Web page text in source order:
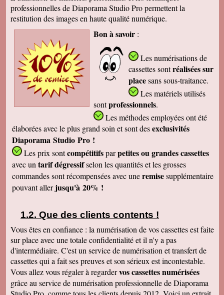
professionnelles de Diaporama Studio Pro permettent la
restitution des images en haute qualité numérique.
Bon à savoir :
Les numérisations de
cassettessontréalisées sur
placesans sous-traitance.
Les matériels utilisés
sontprofessionnels.
Les méthodes employéesont été
élaborées avec le plus grand soin et sont desexclusivités
Diaporama Studio Pro !
Les prix sontcompétitifsparpetitesou grandes cassettes
avec un tarif dégressifselon les quantités et les grosses
commandes sont récompensées avec uneremisesupplémentaire
pouvant allerjusqu'à 20% !
Que des clients contents !
Vous êtes en confiance : la numérisation de vos cassettes est faite
sur place avec une totale confidentialité et il n'y a pas
d'intermédiaire. C'est un service de numérisation et transfert de
cassettes qui a fait ses preuves et son sérieux est incontestable.
Vous allez vous régaler à regardervos cassettes numérisées
grâce au service de numérisation professionnelle de Diaporama